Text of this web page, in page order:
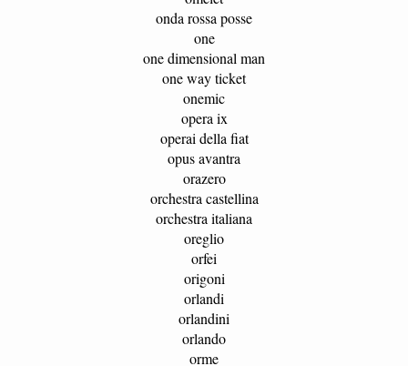
onda rossa posse
one
one dimensional man
one way ticket
onemic
opera ix
operai della fiat
opus avantra
orazero
orchestra castellina
orchestra italiana
oreglio
orfei
origoni
orlandi
orlandini
orlando
orme